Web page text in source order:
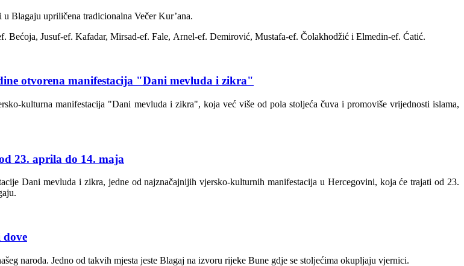
Blagaju upriličena tradicionalna VečerKur’ana.
Bećoja, Jusuf-ef. Kafadar, Mirsad-ef. Fale, Arnel-ef. Demirović, Mustafa-ef. Čolakhodžić i Elmedin-ef. Ćatić.
otvorena manifestacija "Dani mevluda i zikra"
kulturna manifestacija "Dani mevluda i zikra", koja već više od pola stoljeća čuva i promoviše vrijednosti islama,
23. aprila do 14. maja
Dani mevluda i zikra, jedne od najznačajnijih vjersko-kulturnih manifestacija u Hercegovini, koja će trajati od 23.
naroda. Jedno od takvih mjesta jeste Blagaj na izvoru rijeke Bune gdje se stoljećima okupljaju vjernici.